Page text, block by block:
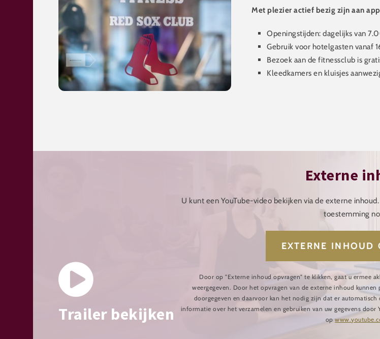
Met plezier actief bezig zijn aan
Openingstijden: dagelijks van
Gebruik voor hotelgasten vanaf
Bezoek aan de fitnessclub is
Kleedkamers en kluisjes
Externe
U kunt een YouTube-video bekijken via de externe
toestemming
EXTERNE INHOUD
Door op "Externe inhoud opvragen" te klikken, gaat u ermee
weergegeven. Door het opvragen van de externe inhoud
doorgegeven en daarvoor kan het nodig zijn dat er automatisch
informatie over het verzamelen en gebruiken van uw gegevens
op
Trailer bekijken